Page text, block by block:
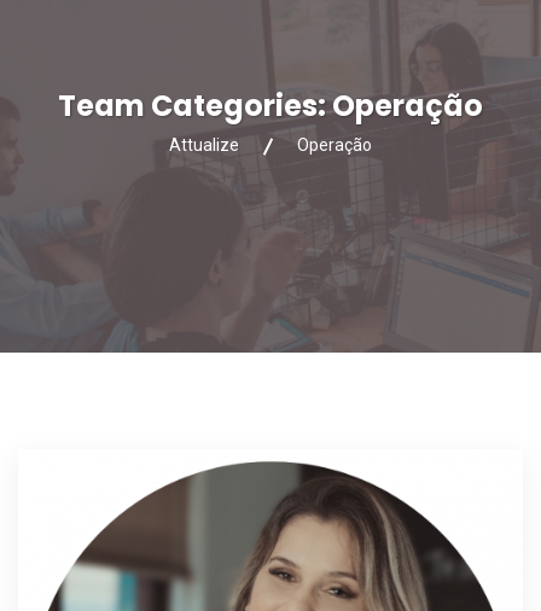
Team Categories:Operação
Attualize Operação